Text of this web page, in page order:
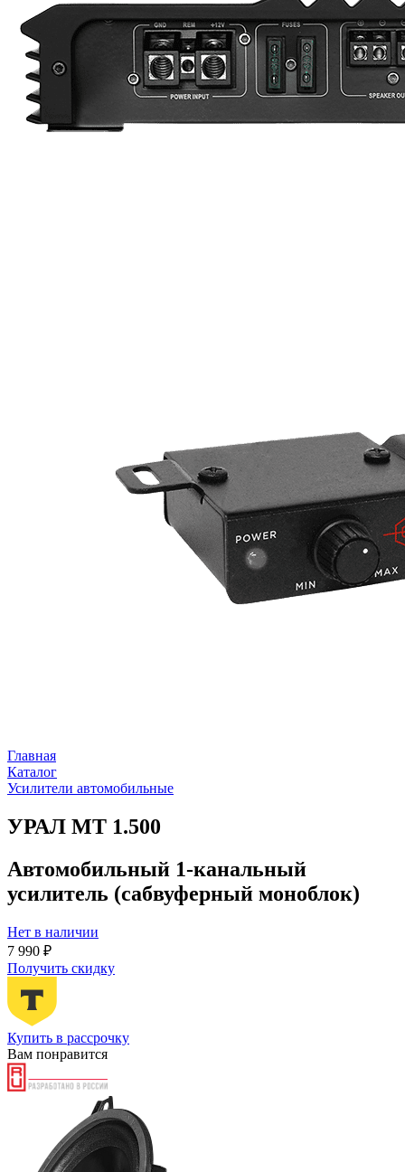
Главная
Каталог
Усилители автомобильные
УРАЛ МТ 1.500
Автомобильный 1-канальный
усилитель (сабвуферный моноблок)
Нет в наличии
7 990 ₽
Получить скидку
Купить в рассрочку
Вам понравится